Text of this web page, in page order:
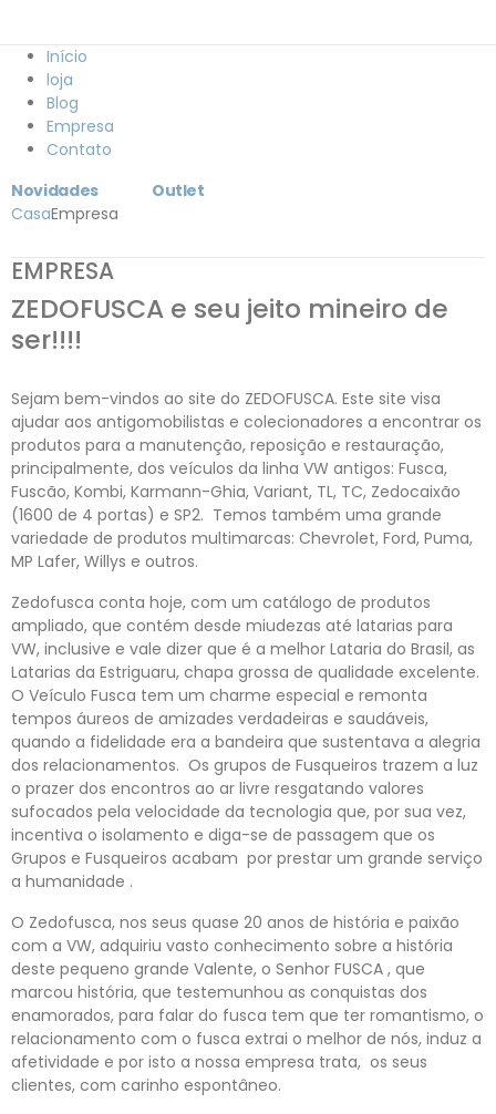
Início
loja
Blog
Empresa
Contato
Novidades
Outlet
CasaEmpresa
EMPRESA
ZEDOFUSCA e seu jeito mineiro de
ser!!!!
Sejam bem-vindos ao site do ZEDOFUSCA. Este site visa
ajudar aos antigomobilistas e colecionadores a encontrar os
produtos para a manutenção, reposição e restauração,
principalmente, dos veículos da linha VW antigos: Fusca,
Fuscão, Kombi, Karmann-Ghia, Variant, TL, TC, Zedocaixão
(1600 de 4 portas) e SP2. Temos também uma grande
variedade de produtos multimarcas: Chevrolet, Ford, Puma,
MP Lafer, Willys e outros.
Zedofusca conta hoje, com um catálogo de produtos
ampliado, que contém desde miudezas até latarias para
VW, inclusive e vale dizer que é a melhor Lataria do Brasil, as
Latarias da Estriguaru, chapa grossa de qualidade excelente.
O Veículo Fusca tem um charme especial e remonta
tempos áureos de amizades verdadeiras e saudáveis,
quando a fidelidade era a bandeira que sustentava a alegria
dos relacionamentos. Os grupos de Fusqueiros trazem a luz
o prazer dos encontros ao ar livre resgatando valores
sufocados pela velocidade da tecnologia que, por sua vez,
incentiva o isolamento e diga-se de passagem que os
Grupos e Fusqueiros acabam por prestar um grande serviço
a humanidade .
O Zedofusca, nos seus quase 20 anos de história e paixão
com a VW, adquiriu vasto conhecimento sobre a história
deste pequeno grande Valente, o Senhor FUSCA , que
marcou história, que testemunhou as conquistas dos
enamorados, para falar do fusca tem que ter romantismo, o
relacionamento com o fusca extrai o melhor de nós, induz a
afetividade e por isto a nossa empresa trata, os seus
clientes, com carinho espontâneo.